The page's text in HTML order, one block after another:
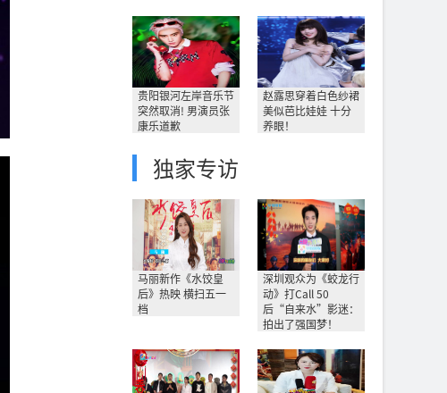
贵阳银河左岸音乐节
突然取消! 男演员张
康乐道歉
赵露思穿着白色纱裙
美似芭比娃娃 十分
养眼！
独家专访
马丽新作《水饺皇
后》热映 横扫五一
档
深圳观众为《蛟龙行
动》打Call 50
后“自来水”影迷：
拍出了强国梦！